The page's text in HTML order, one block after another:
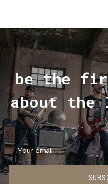
be the
about the